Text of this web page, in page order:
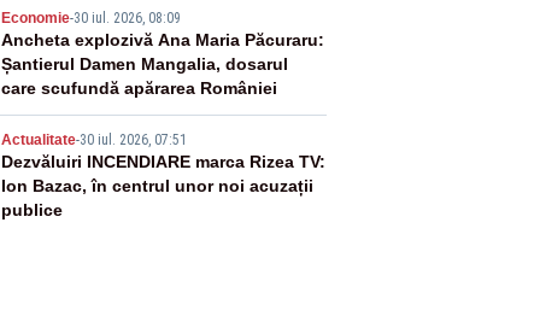
Economie-30 iul. 2026, 08:09
Ancheta explozivă Ana Maria Păcuraru:
Șantierul Damen Mangalia, dosarul
care scufundă apărarea României
Actualitate-30 iul. 2026, 07:51
Dezvăluiri INCENDIARE marca Rizea TV:
Ion Bazac, în centrul unor noi acuzații
publice